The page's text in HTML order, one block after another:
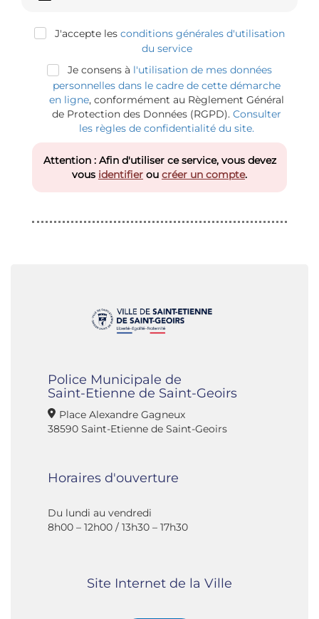
J'accepte les conditions générales d'utilisation
du service
Je consens à l'utilisation de mes données
personnelles dans le cadre de cette démarche
en ligne, conformément au Règlement Général
de Protection des Données (RGPD). Consulter
les règles de confidentialité du site.
Attention : Afin d'utiliser ce service, vous devez
vous identifier ou créer un compte.
Police Municipale de
Saint-Etienne de Saint-Geoirs
Place Alexandre Gagneux
38590 Saint-Etienne de Saint-Geoirs
Horaires d'ouverture
Du lundi au vendredi
8h00 – 12h00 / 13h30 – 17h30
Site Internet de la Ville